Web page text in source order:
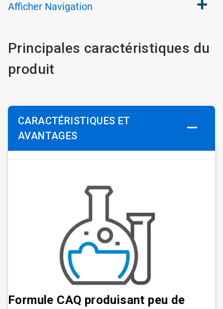
Afficher Navigation
Principales caractéristiques du
produit
CARACTÉRISTIQUES ET
AVANTAGES
Formule CAQ produisant peu de